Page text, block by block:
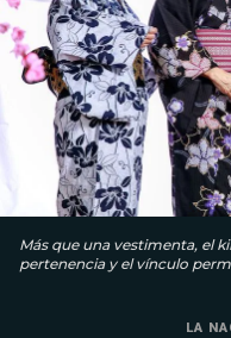
Más que una vestimenta, el
pertenencia y el vínculo
LA